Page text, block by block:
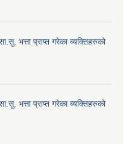
भत्ता प्राप्त गरेका ब्यक्तिहरुको
भत्ता प्राप्त गरेका ब्यक्तिहरुको